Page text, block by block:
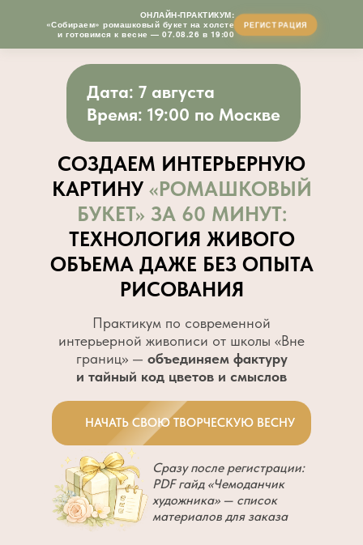
ОНЛАЙН-ПРАКТИКУМ:
«Собираем» ромашковый букет на холсте
и готовимся к весне —07.08.26 в 19:00
РЕГИСТРАЦИЯ
СОЗДАЕМ ИНТЕРЬЕРНУЮ
КАРТИНУ «РОМАШКОВЫЙ
БУКЕТ» ЗА 60 МИНУТ:
ТЕХНОЛОГИЯ ЖИВОГО
ОБЪЕМА ДАЖЕ БЕЗ ОПЫТА
РИСОВАНИЯ
Практикум по современной
интерьерной живописи от школы «Вне
границ» — объединяем фактуру
и тайный код цветов и смыслов
НАЧАТЬ СВОЮ ТВОРЧЕСКУЮ ВЕСНУ
Сразу после регистрации:
PDF гайд «Чемоданчик
художника» — список
материалов для заказа
Дата: 7 августа
Время: 19:00 по Москве